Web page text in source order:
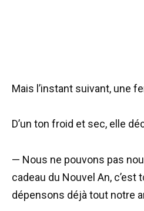
Mais l’instant suivant, une
D’un ton froid et sec, elle
— Nous ne pouvons pas
cadeau du Nouvel An,
dépensons déjà tout notre